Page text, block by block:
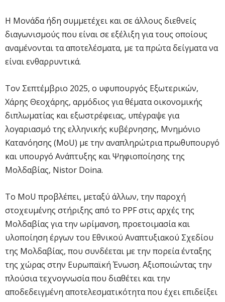
Η Μονάδα ήδη συμμετέχει και σε άλλους διεθνείς
διαγωνισμούς που είναι σε εξέλιξη για τους οποίους
αναμένονται τα αποτελέσματα, με τα πρώτα δείγματα να
είναι ενθαρρυντικά.
Τον Σεπτέμβριο 2025, ο υφυπουργός Εξωτερικών,
Χάρης Θεοχάρης, αρμόδιος για θέματα οικονομικής
διπλωματίας και εξωστρέφειας, υπέγραψε για
λογαριασμό της ελληνικής κυβέρνησης, Μνημόνιο
Κατανόησης (MoU) με την αναπληρώτρια πρωθυπουργό
και υπουργό Ανάπτυξης και Ψηφιοποίησης της
Μολδαβίας, Nistor Doina.
Το MoU προβλέπει, μεταξύ άλλων, την παροχή
στοχευμένης στήριξης από το PPF στις αρχές της
Μολδαβίας για την ωρίμανση, προετοιμασία και
υλοποίηση έργων του Εθνικού Αναπτυξιακού Σχεδίου
της Μολδαβίας, που συνδέεται με την πορεία ένταξης
της χώρας στην Ευρωπαϊκή Ένωση. Αξιοποιώντας την
πλούσια τεχνογνωσία που διαθέτει και την
αποδεδειγμένη αποτελεσματικότητα που έχει επιδείξει